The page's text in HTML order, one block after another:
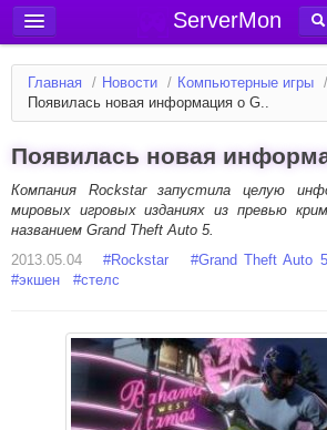
ServerMon
Добавить сервер
Мониторинг серверов
Статьи
Вход в аккаунт
Главная / Новости / Компьютерные игры /
Появилась новая информация о G..
Появилась новая
Компания Rockstar запустила целую
мировых игровых изданиях из превью
названием Grand Theft Auto 5.
2013.05.04
#Rockstar #Grand Theft Auto 5
#экшен #стелс